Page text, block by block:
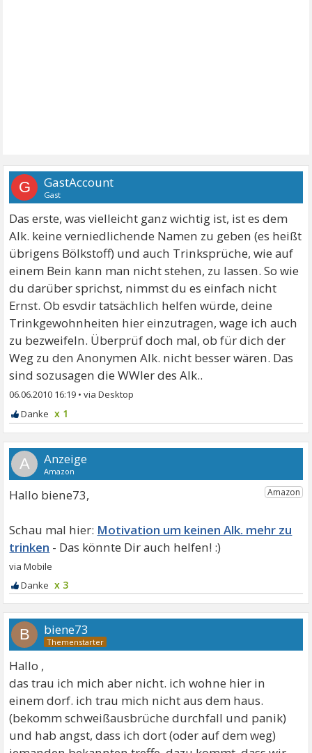
G GastAccount
Gast
Das erste, was vielleicht ganz wichtig ist, ist es dem
Alk. keine verniedlichende Namen zu geben (es heißt
übrigens Bölkstoff) und auch Trinksprüche, wie auf
einem Bein kann man nicht stehen, zu lassen. So wie
du darüber sprichst, nimmst du es einfach nicht
Ernst. Ob esvdir tatsächlich helfen würde, deine
Trinkgewohnheiten hier einzutragen, wage ich auch
zu bezweifeln. Überprüf doch mal, ob für dich der
Weg zu den Anonymen Alk. nicht besser wären. Das
sind sozusagen die WWler des Alk..
06.06.2010 16:19 •
x 1
A
Hallo biene73,
Motivation um keinen Alk. mehr zu
trinken
x 3
B biene73
Hallo ,
das trau ich mich aber nicht. ich wohne hier in
einem dorf. ich trau mich nicht aus dem haus.
(bekomm schweißausbrüche durchfall und panik)
und hab angst, dass ich dort (oder auf dem weg)